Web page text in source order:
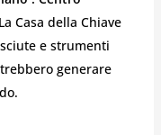
Casa della Chiave
e strumenti
generare